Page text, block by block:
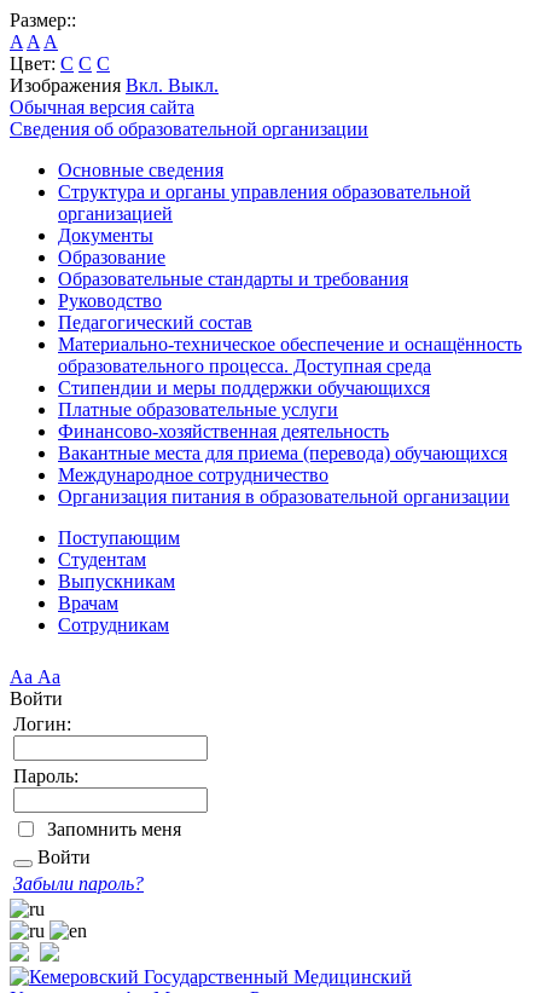
Размер::
A A A
Цвет: C C C
Изображения Вкл. Выкл.
Обычная версия сайта
Сведения об образовательной организации
Основные сведения
Структура и органы управления образовательной
организацией
Документы
Образование
Образовательные стандарты и требования
Руководство
Педагогический состав
Материально-техническое обеспечение и оснащённость
образовательного процесса. Доступная среда
Стипендии и меры поддержки обучающихся
Платные образовательные услуги
Финансово-хозяйственная деятельность
Вакантные места для приема (перевода) обучающихся
Международное сотрудничество
Организация питания в образовательной организации
Поступающим
Студентам
Выпускникам
Врачам
Сотрудникам
Аа Аа
Войти
Логин:
Пароль:
Запомнить меня
Войти
Забыли пароль?